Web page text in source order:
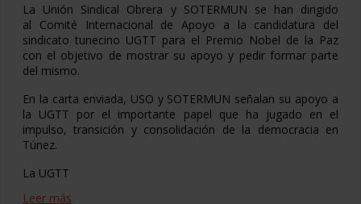
La Unión Sindical Obrera y SOTERMUN se han dirigido
al Comité Internacional de Apoyo a la candidatura del
sindicato tunecino UGTT para el Premio Nobel de la Paz
con el objetivo de mostrar su apoyo y pedir formar parte
del mismo.
En la carta enviada, USO y SOTERMUN señalan su apoyo a
la UGTT por el importante papel que ha jugado en el
impulso, transición y consolidación de la democracia en
Túnez.
La UGTT
Leer más